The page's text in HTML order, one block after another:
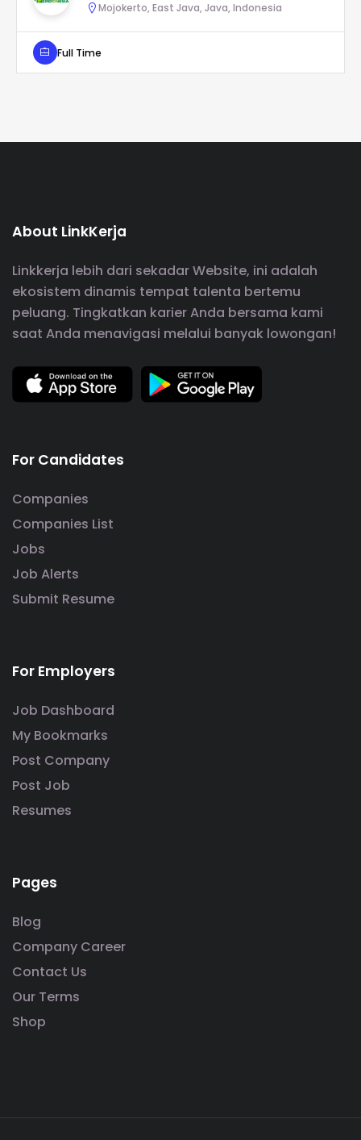
Mojokerto, East Java, Java, Indonesia
Full Time
About LinkKerja
Linkkerja lebih dari sekadar Website, ini adalah
ekosistem dinamis tempat talenta bertemu
peluang. Tingkatkan karier Anda bersama kami
saat Anda menavigasi melalui banyak lowongan!
For Candidates
Companies
Companies List
Jobs
Job Alerts
Submit Resume
For Employers
Job Dashboard
My Bookmarks
Post Company
Post Job
Resumes
Pages
Blog
Company Career
Contact Us
Our Terms
Shop